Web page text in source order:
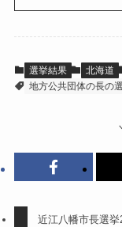
選挙結果 北海道
地方公共団体の長の
近江八幡市長選挙